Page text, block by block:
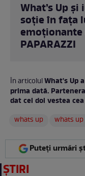
What’s Up
soție în fața
emoționante
PAPARAZZI
În articolulWhat's Up
prima dată.
dat cei doi vestea cea
whats up
whats
Puteți urmări
ȘTIRI